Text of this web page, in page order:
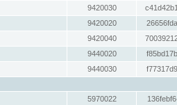
9420030
9420020
9420040
9440020
9440030
5970022